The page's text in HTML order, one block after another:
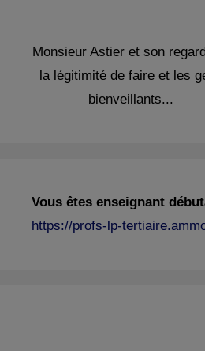
Monsieur Astier et son
la légitimité de faire et les
bienveillants...
Vous êtes enseignant
https://profs-lp-